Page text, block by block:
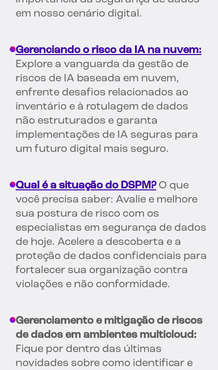
em nosso cenário digital.
Gerenciando o risco da IA na nuvem:
Explore a vanguarda da gestão de
riscos de IA baseada em nuvem,
enfrente desafios relacionados ao
inventário e à rotulagem de dados
não estruturados e garanta
implementações de IA seguras para
um futuro digital mais seguro.
Qual é a situação do DSPM?O que
você precisa saber: Avalie e melhore
sua postura de risco com os
especialistas em segurança de dados
de hoje. Acelere a descoberta e a
proteção de dados confidenciais para
fortalecer sua organização contra
violações e não conformidade.
Gerenciamento e mitigação de riscos
de dados em ambientes multicloud:
Fique por dentro das últimas
novidades sobre como identificar e